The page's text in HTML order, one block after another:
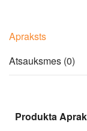
Apraksts
Atsauksmes (0)
Produkta